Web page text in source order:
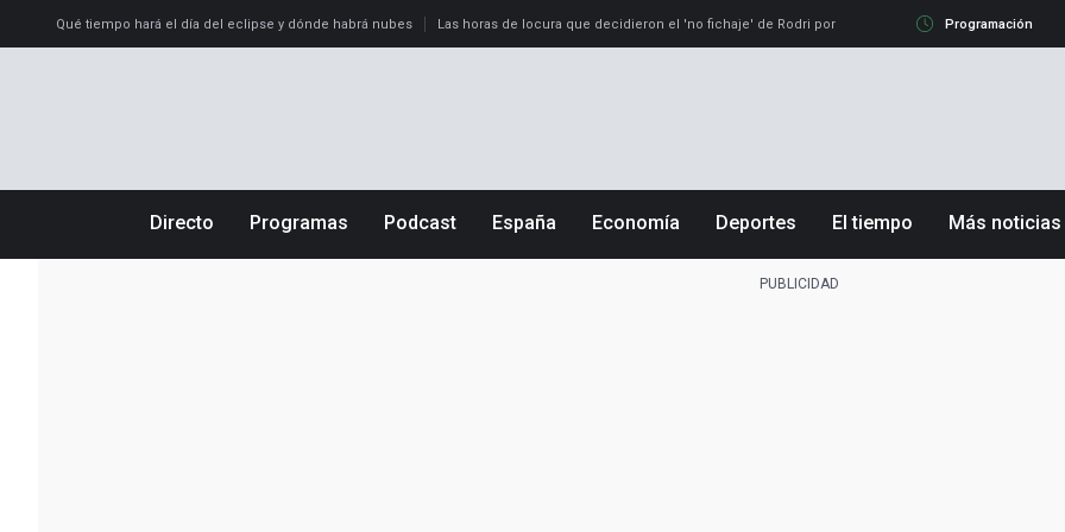
Qué tiempo hará el día del eclipse y dónde habrá nubes Las horas de locura que decidieron el 'no fichaje' de Rodri por el Real Madrid y su 'sí' al Barça
Programación
Directo Programas Podcast España Economía Deportes El tiempo Más noticias